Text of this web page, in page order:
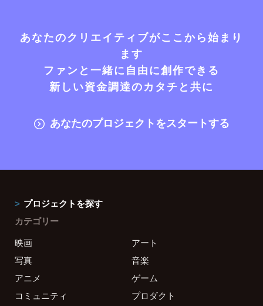
あなたのクリエイティブがここから始まり
ます
ファンと一緒に自由に創作できる
新しい資金調達のカタチと共に
あなたのプロジェクトをスタートする
プロジェクトを探す
カテゴリー
映画
アート
写真
音楽
アニメ
ゲーム
コミュニティ
プロダクト